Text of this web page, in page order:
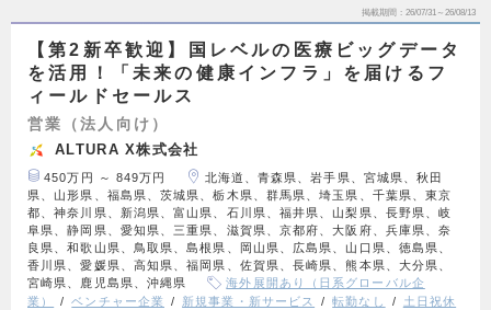
掲載期間 26/07/31～26/08/13
【第2新卒歓迎】国レベルの医療ビッグデータ
を活用！「未来の健康インフラ」を届けるフ
ィールドセールス
営業（法人向け）
ALTURA X株式会社
450万円 ～ 849万円
北海道、青森県、岩手県、宮城県、秋田
県、山形県、福島県、茨城県、栃木県、群馬県、埼玉県、千葉県、東京
都、神奈川県、新潟県、富山県、石川県、福井県、山梨県、長野県、岐
阜県、静岡県、愛知県、三重県、滋賀県、京都府、大阪府、兵庫県、奈
良県、和歌山県、鳥取県、島根県、岡山県、広島県、山口県、徳島県、
香川県、愛媛県、高知県、福岡県、佐賀県、長崎県、熊本県、大分県、
宮崎県、鹿児島県、沖縄県
海外展開あり（日系グローバル企
業）
ベンチャー企業 新規事業・新サービス 転勤なし
土日祝休